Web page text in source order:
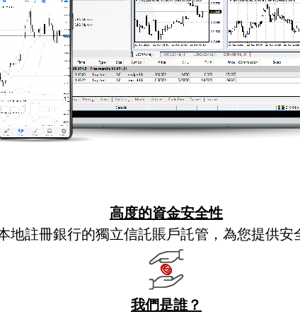
高度的資金安全性
地註冊銀行的獨立信託賬戶託管，為您提供安
我們是誰？